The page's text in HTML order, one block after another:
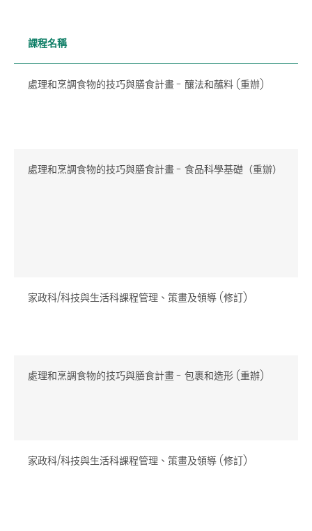
課程名稱
處理和烹調食物的技巧與膳食計畫 - 釀法和蘸料 (重辦)
處理和烹調食物的技巧與膳食計畫 - 食品科學基礎（重辦）
家政科/科技與生活科課程管理、策畫及領導 (修訂)
處理和烹調食物的技巧與膳食計畫 - 包裹和造形 (重辦)
家政科/科技與生活科課程管理、策畫及領導 (修訂)